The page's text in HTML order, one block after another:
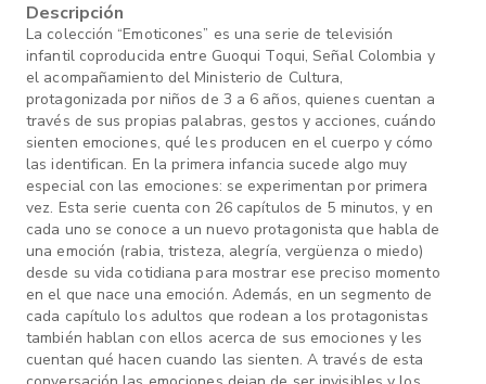
Descripción
La colección “Emoticones” es una serie de televisión
infantil coproducida entre Guoqui Toqui, Señal Colombia y
el acompañamiento del Ministerio de Cultura,
protagonizada por niños de 3 a 6 años, quienes cuentan a
través de sus propias palabras, gestos y acciones, cuándo
sienten emociones, qué les producen en el cuerpo y cómo
las identifican. En la primera infancia sucede algo muy
especial con las emociones: se experimentan por primera
vez. Esta serie cuenta con 26 capítulos de 5 minutos, y en
cada uno se conoce a un nuevo protagonista que habla de
una emoción (rabia, tristeza, alegría, vergüenza o miedo)
desde su vida cotidiana para mostrar ese preciso momento
en el que nace una emoción. Además, en un segmento de
cada capítulo los adultos que rodean a los protagonistas
también hablan con ellos acerca de sus emociones y les
cuentan qué hacen cuando las sienten. A través de esta